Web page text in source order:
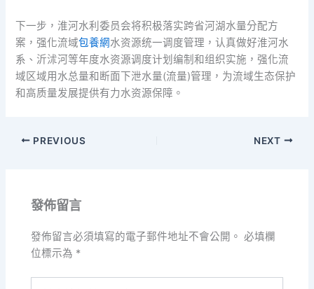
下一步，淮河水利委员会将积极落实跨省河湖水量分配方
案，强化流域包養網水资源统一调度管理，认真做好淮河水
系、沂沭河等年度水资源调度计划编制和组织实施，强化流
域区域用水总量和断面下泄水量(流量)管理，为流域生态保护
和高质量发展提供有力水资源保障。
PREVIOUS NEXT
發佈留言
發佈留言必須填寫的電子郵件地址不會公開。 必填欄
位標示為 *